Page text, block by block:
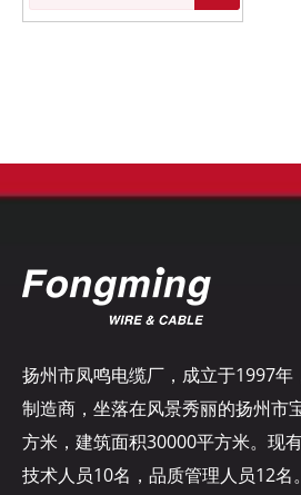
扬州市凤鸣电缆厂，成立于1997年
制造商，坐落在风景秀丽的扬州市
方米，建筑面积30000平方米。现
技术人员10名，品质管理人员12名